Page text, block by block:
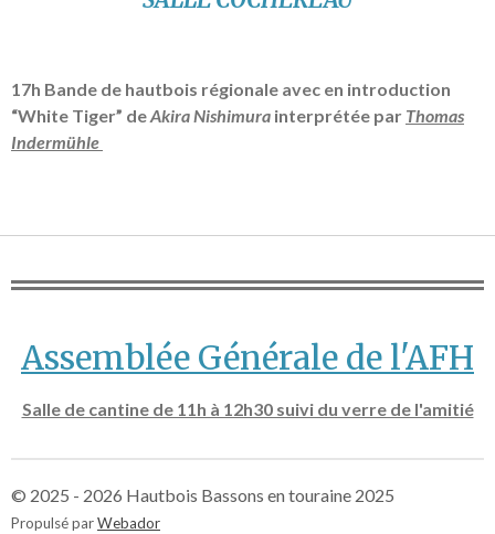
17h Bande de hautbois régionale avec en introduction
“White Tiger” deAkira Nishimura interprétée par Thomas
Indermühle
Assemblée Générale de l'AFH
Salle de cantine de 11h à 12h30 suivi du verre de l'amitié
© 2025 - 2026 Hautbois Bassons en touraine 2025
Propulsé parWebador